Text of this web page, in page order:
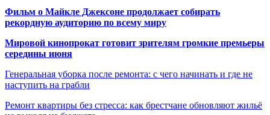
Фильм о Майкле Джексоне продолжает собирать
рекордную аудиторию по всему миру
Мировой кинопрокат готовит зрителям громкие премьеры
середины июня
Генеральная уборка после ремонта: с чего начинать и где не
наступить на грабли
Ремонт квартиры без стресса: как брестчане обновляют жильё